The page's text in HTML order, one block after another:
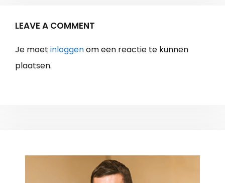
LEAVE A COMMENT
Je moet inloggenom een reactie te kunnen
plaatsen.